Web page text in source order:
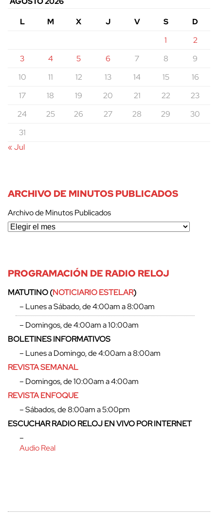
L
M X J V S
D
1
2
3
4 5 6 7 8
9
10
11 12 13 14 15
16
17
18 19 20 21 22
23
24
25 26 27 28 29
30
31
« Jul
ARCHIVO DE MINUTOS PUBLICADOS
Archivo de Minutos Publicados
PROGRAMACIÓN DE RADIO RELOJ
MATUTINO (NOTICIARIO ESTELAR)
– Lunes a Sábado, de 4:00am a 8:00am
– Domingos, de 4:00am a 10:00am
BOLETINES INFORMATIVOS
– Lunes a Domingo, de 4:00am a 8:00am
REVISTA SEMANAL
– Domingos, de 10:00am a 4:00am
REVISTA ENFOQUE
– Sábados, de 8:00am a 5:00pm
ESCUCHAR RADIO RELOJ EN VIVO POR INTERNET
–
Audio Real